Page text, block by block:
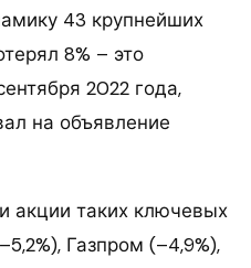
43 крупнейших
8% – это
2022 года,
на объявление
акции таких ключевых
Газпром (–4,9%),